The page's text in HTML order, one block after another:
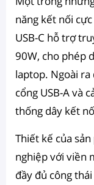
năng kết nối
USB-C hỗ trợ
90W, cho phép
laptop. Ngoài ra
cổng USB-A và
thống dây kết
Thiết kế của
nghiệp với viền
đầy đủ công